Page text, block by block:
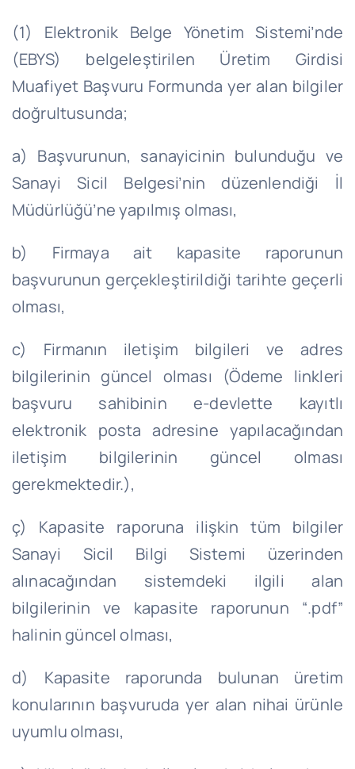
(1) Elektronik Belge Yönetim Sistemi’nde
(EBYS) belgeleştirilen Üretim Girdisi
Muafiyet Başvuru Formunda yer alan bilgiler
doğrultusunda;
a) Başvurunun, sanayicinin bulunduğu ve
Sanayi Sicil Belgesi’nin düzenlendiği İl
Müdürlüğü’ne yapılmış olması,
b) Firmaya ait kapasite raporunun
başvurunun gerçekleştirildiği tarihte geçerli
olması,
c) Firmanın iletişim bilgileri ve adres
bilgilerinin güncel olması (Ödeme linkleri
başvuru sahibinin e-devlette kayıtlı
elektronik posta adresine yapılacağından
iletişim bilgilerinin güncel olması
gerekmektedir.),
ç) Kapasite raporuna ilişkin tüm bilgiler
Sanayi Sicil Bilgi Sistemi üzerinden
alınacağından sistemdeki ilgili alan
bilgilerinin ve kapasite raporunun “.pdf”
halinin güncel olması,
d) Kapasite raporunda bulunan üretim
konularının başvuruda yer alan nihai ürünle
uyumlu olması,